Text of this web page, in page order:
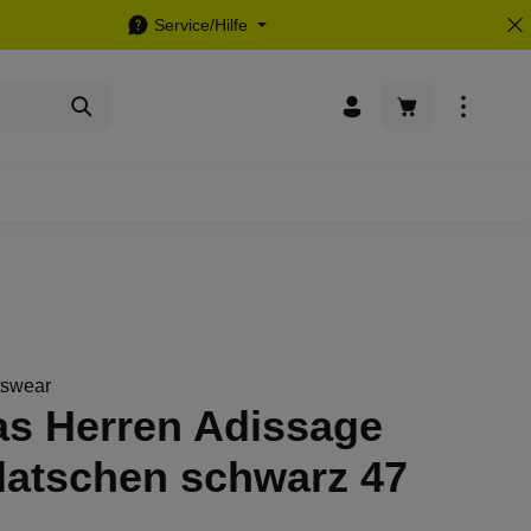
Service/Hilfe
Warenkorb
Herren Adissage
schwarz 47